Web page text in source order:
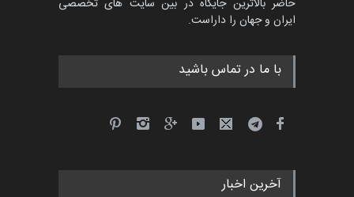
کارتون طنز «کلاه‌ای…
مهلت
حاضر بالاترین جایگاه در بین سایت های تخصصی
ایران و جهان را داراست.
با ما در تماس باشید
آخرین اخبار